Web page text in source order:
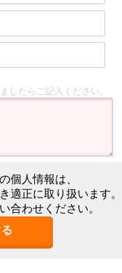
したらご記入ください。
個人情報は、
適正に取り扱います。
合わせください。